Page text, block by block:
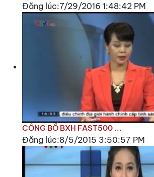
Đăng lúc:7/29/2016 1:48:42 PM
CÔNG BỐ BXH FAST500 ...
Đăng lúc:8/5/2015 3:50:57 PM